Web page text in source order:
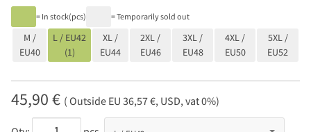
= In stock(pcs) = Temporarily sold out
M /
EU40
L / EU42
(1)
XL /
EU44
2XL /
EU46
3XL /
EU48
4XL /
EU50
5XL /
EU52
45,90 € ( Outside EU 36,57 €, USD, vat 0%)